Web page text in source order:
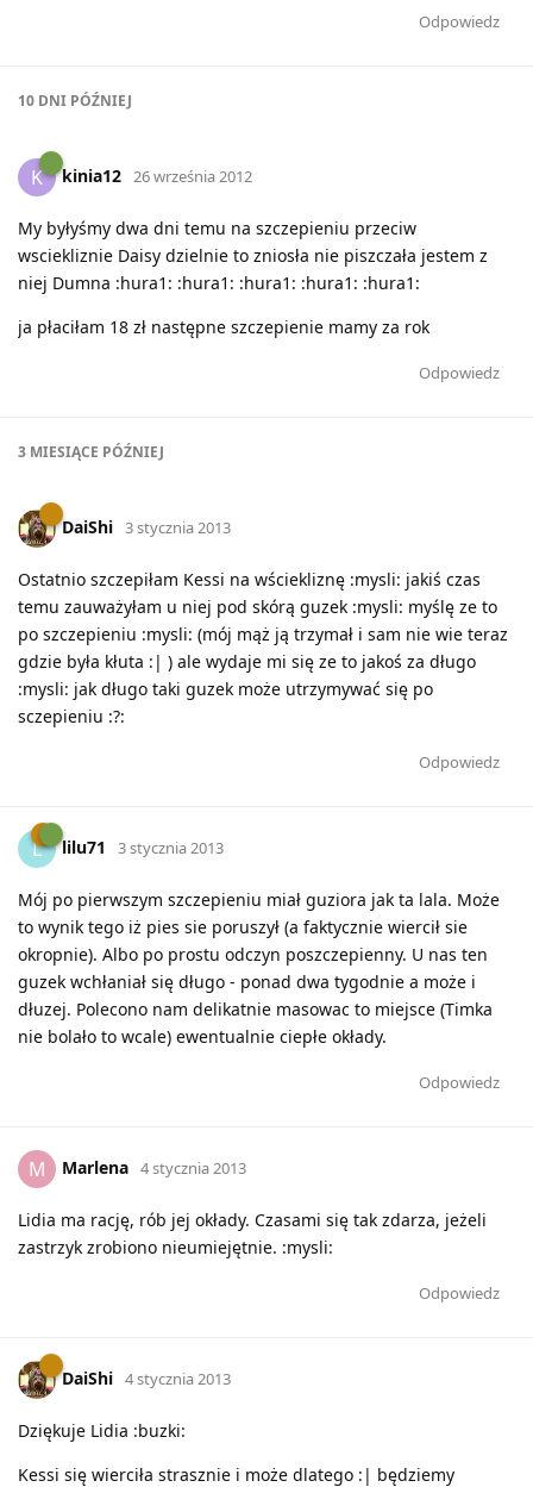
Odpowiedz
10 DNI PÓŹNIEJ
K kinia12 26 września 2012
My byłyśmy dwa dni temu na szczepieniu przeciw
wsciekliznie Daisy dzielnie to zniosła nie piszczała jestem z
niej Dumna :hura1: :hura1: :hura1: :hura1: :hura1:
ja płaciłam 18 zł następne szczepienie mamy za rok
Odpowiedz
3 MIESIĄCE PÓŹNIEJ
DaiShi 3 stycznia 2013
Ostatnio szczepiłam Kessi na wściekliznę :mysli: jakiś czas
temu zauważyłam u niej pod skórą guzek :mysli: myślę ze to
po szczepieniu :mysli: (mój mąż ją trzymał i sam nie wie teraz
gdzie była kłuta :| ) ale wydaje mi się ze to jakoś za długo
:mysli: jak długo taki guzek może utrzymywać się po
sczepieniu :?:
Odpowiedz
L lilu71 3 stycznia 2013
Mój po pierwszym szczepieniu miał guziora jak ta lala. Może
to wynik tego iż pies sie poruszył (a faktycznie wiercił sie
okropnie). Albo po prostu odczyn poszczepienny. U nas ten
guzek wchłaniał się długo - ponad dwa tygodnie a może i
dłuzej. Polecono nam delikatnie masowac to miejsce (Timka
nie bolało to wcale) ewentualnie ciepłe okłady.
Odpowiedz
M Marlena 4 stycznia 2013
Lidia ma rację, rób jej okłady. Czasami się tak zdarza, jeżeli
zastrzyk zrobiono nieumiejętnie. :mysli:
Odpowiedz
DaiShi 4 stycznia 2013
Dziękuje Lidia :buzki:
Kessi się wierciła strasznie i może dlatego :| będziemy